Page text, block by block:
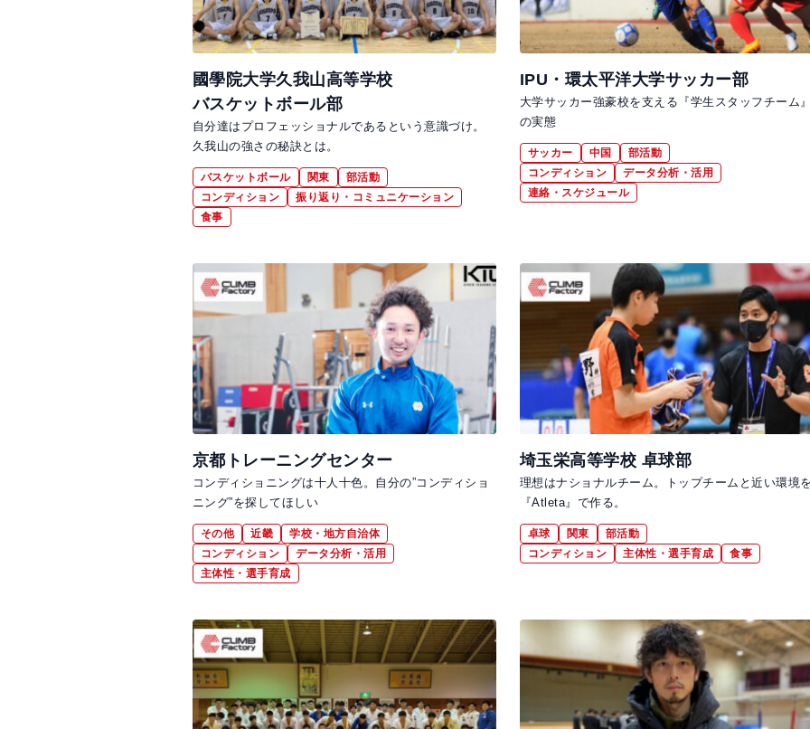
國學院大学久我山高等学校
バスケットボール部
自分達はプロフェッショナルであるという意識づけ。
久我山の強さの秘訣とは。
バスケットボール 関東
部活動
コンディション
振り返り・コミュニケーション
食事
IPU・環太平洋大学サッカー部
大学サッカー強豪校を支える『学生スタッフチーム
の実態
サッカー 中国
部活動
コンディション
データ分析・活用
連絡・スケジュール
京都トレーニングセンター
コンディショニングは十人十色。自分の”コンディショ
ニング”を探してほしい
その他 近畿
学校・地方自治体
コンディション
データ分析・活用
主体性・選手育成
埼玉栄高等学校 卓球部
理想はナショナルチーム。トップチームと近い環境
『Atleta』で作る。
卓球 関東
部活動
コンディション
主体性・選手育成 食事